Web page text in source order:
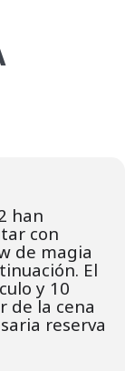
han
con
de magia
El
y 10
de la cena
reserva